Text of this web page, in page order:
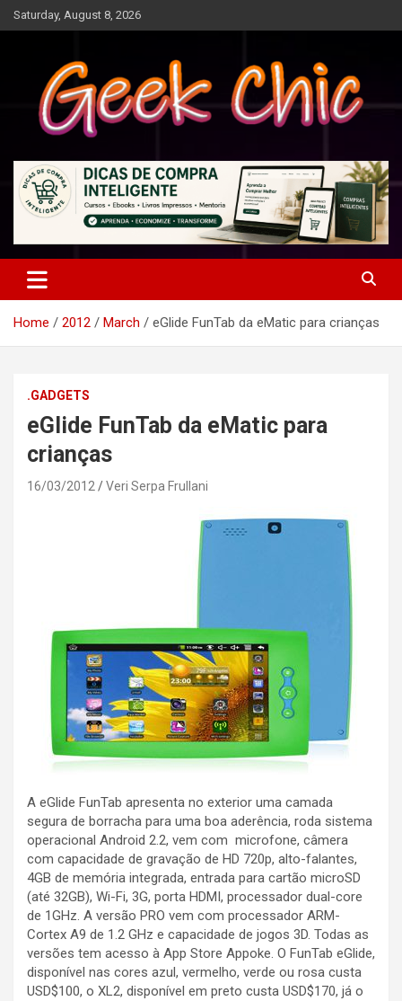
Skip
to
Saturday, August 8, 2026
Geek Chic
Home 2012 March eGlide FunTab da eMatic para crianças
.GADGETS
eGlide FunTab da eMatic para
crianças
16/03/2012 Veri Serpa Frullani
A eGlide FunTab apresenta no exterior uma camada
segura de borracha para uma boa aderência, roda sistema
operacional Android 2.2, vem com microfone, câmera
com capacidade de gravação de HD 720p, alto-falantes,
4GB de memória integrada, entrada para cartão microSD
(até 32GB), Wi-Fi, 3G, porta HDMI, processador dual-core
de 1GHz. A versão PRO vem com processador ARM-
Cortex A9 de 1.2 GHz e capacidade de jogos 3D. Todas as
versões tem acesso à App Store Appoke. O FunTab eGlide,
disponível nas cores azul, vermelho, verde ou rosa custa
USD$100, o XL2, disponível em preto custa USD$170, já o